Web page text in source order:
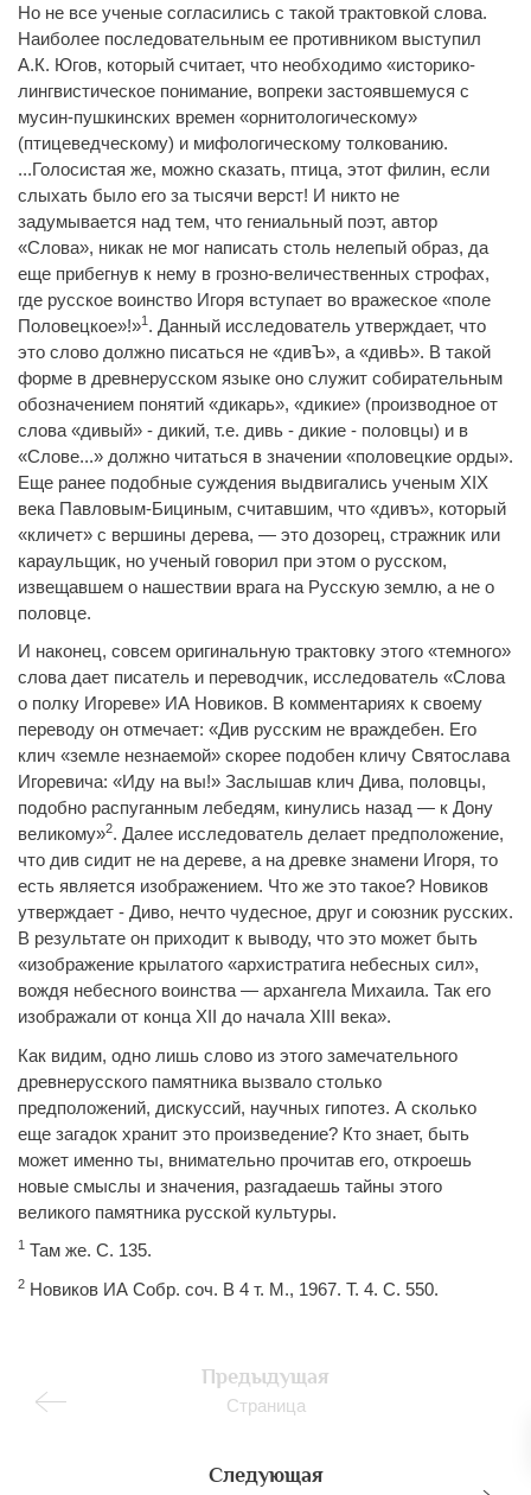
Но не все ученые согласились с такой трактовкой слова.
Наиболее последовательным ее противником выступил
А.К. Югов, который считает, что необходимо «историко-
лингвистическое понимание, вопреки застоявшемуся с
мусин-пушкинских времен «орнитологическому»
(птицеведческому) и мифологическому толкованию.
...Голосистая же, можно сказать, птица, этот филин, если
слыхать было его за тысячи верст! И никто не
задумывается над тем, что гениальный поэт, автор
«Слова», никак не мог написать столь нелепый образ, да
еще прибегнув к нему в грозно-величественных строфах,
где русское воинство Игоря вступает во вражеское «поле
Половецкое»!»1 . Данный исследователь утверждает, что
это слово должно писаться не «дивЪ», а «дивЬ». В такой
форме в древнерусском языке оно служит собирательным
обозначением понятий «дикарь», «дикие» (производное от
слова «дивый» - дикий, т.е. дивь - дикие - половцы) и в
«Слове...» должно читаться в значении «половецкие орды».
Еще ранее подобные суждения выдвигались ученым XIX
века Павловым-Бициным, считавшим, что «дивъ», который
«кличет» с вершины дерева, — это дозорец, стражник или
караульщик, но ученый говорил при этом о русском,
извещавшем о нашествии врага на Русскую землю, а не о
половце.
И наконец, совсем оригинальную трактовку этого «темного»
слова дает писатель и переводчик, исследователь «Слова
о полку Игореве» ИА Новиков. В комментариях к своему
переводу он отмечает: «Див русским не враждебен. Его
клич «земле незнаемой» скорее подобен кличу Святослава
Игоревича: «Иду на вы!» Заслышав клич Дива, половцы,
подобно распуганным лебедям, кинулись назад — к Дону
великому»2. Далее исследователь делает предположение,
что див сидит не на дереве, а на древке знамени Игоря, то
есть является изображением. Что же это такое? Новиков
утверждает - Диво, нечто чудесное, друг и союзник русских.
В результате он приходит к выводу, что это может быть
«изображение крылатого «архистратига небесных сил»,
вождя небесного воинства — архангела Михаила. Так его
изображали от конца XII до начала XIII века».
Как видим, одно лишь слово из этого замечательного
древнерусского памятника вызвало столько
предположений, дискуссий, научных гипотез. А сколько
еще загадок хранит это произведение? Кто знает, быть
может именно ты, внимательно прочитав его, откроешь
новые смыслы и значения, разгадаешь тайны этого
великого памятника русской культуры.
1 Там же. С. 135.
2 Новиков ИА Собр. соч. В 4 т. М., 1967. Т. 4. С. 550.
Предыдущая
Страница
Следующая